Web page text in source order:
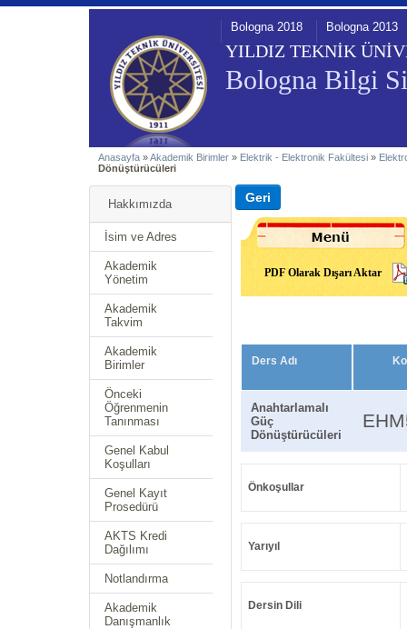
YILDIZ TEKNİK
Bologna Bilgi
Bologna 2018 Bologna 2013
Anasayfa »Akademik Birimler » Elektrik - Elektronik Fakültesi »
Dönüştürücüleri
Hakkımızda
İsim ve Adres
Akademik
Yönetim
Akademik
Takvim
Akademik
Birimler
Önceki
Öğrenmenin
Tanınması
Genel Kabul
Koşulları
Genel Kayıt
Prosedürü
AKTS Kredi
Dağılımı
Notlandırma
Akademik
Danışmanlık
PDF Olarak Dışarı Aktar
Ders Adı
Anahtarlamalı
Güç
Dönüştürücüleri
Önkoşullar
Yarıyıl
Dersin Dili